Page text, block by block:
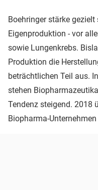
Boehringer stärke
Eigenproduktion - vor
sowie Lungenkrebs.
Produktion die
beträchtlichen Teil aus.
stehen
Tendenz steigend. 2018
Biopharma-